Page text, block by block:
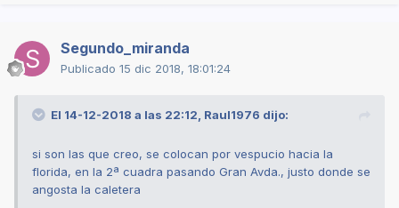
Segundo_miranda
Publicado 15 dic 2018, 18:01:24
El 14-12-2018 a las 22:12, Raul1976 dijo:
si son las que creo, se colocan por vespucio hacia la
florida, en la 2ª cuadra pasando Gran Avda., justo donde se
angosta la caletera